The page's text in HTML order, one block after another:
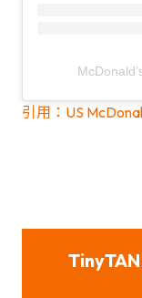
引用：US